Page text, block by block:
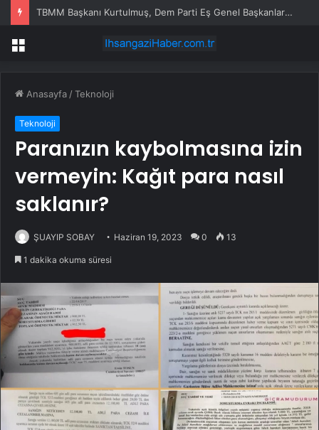
TBMM Başkanı Kurtulmuş, Dem Parti Eş Genel Başkanları Hatimoğulları ve Bakırhan’ı Ziyaret Etti
Menü
Anasayfa /Teknoloji
Teknoloji
Paranızın kaybolmasına izin
vermeyin: Kağıt para nasıl
saklanır?
ŞUAYIP SOBAY Haziran 19, 2023 0 13
1 dakika okuma süresi